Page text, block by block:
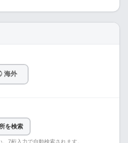
海外
を検索
7桁入力で自動検索されます。